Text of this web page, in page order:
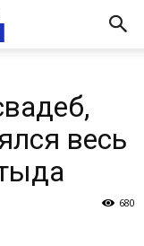
весь
680